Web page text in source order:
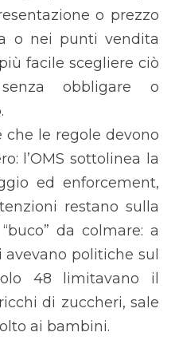
o prezzo
o nei punti vendita
facile scegliere ciò
obbligare o
le regole devono
l’OMS sottolinea la
ed enforcement,
restano sulla
da colmare: a
avevano politiche sul
48 limitavano il
di zuccheri, sale
ai bambini.